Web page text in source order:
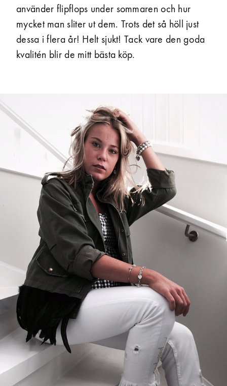
använder flipflops under sommaren och hur
mycket man sliter ut dem. Trots det så höll just
dessa i flera år! Helt sjukt! Tack vare den goda
kvalitén blir de mitt bästa köp.